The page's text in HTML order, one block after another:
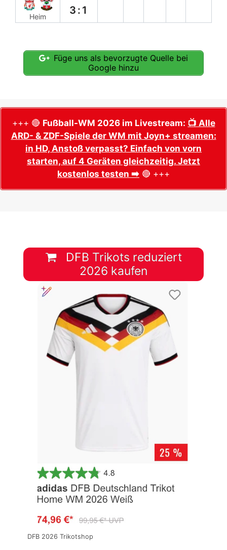
Heim
3:1
Füge uns als bevorzugte Quelle bei
Google hinzu
+++ 🔴 Fußball-WM 2026 im Livestream: 📺 Alle
ARD- & ZDF-Spiele der WM mit Joyn+ streamen:
in HD, Anstoß verpasst? Einfach von vorn
starten, auf 4 Geräten gleichzeitig. Jetzt
kostenlos testen ➡️ 🔴 +++
DFB Trikots reduziert
2026 kaufen
DFB 2026 Trikotshop